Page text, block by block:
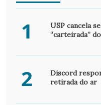
1
USP cancela
“carteirada”
2
Discord
retirada do ar